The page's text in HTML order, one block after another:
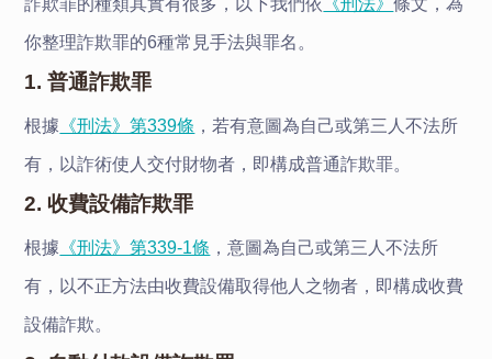
你整理詐欺罪的6種常見手法與罪名。
1. 普通詐欺罪
根據 《刑法》第339條 ，若有意圖為自己或第三人不法所
有，以詐術使人交付財物者，即構成普通詐欺罪。
2. 收費設備詐欺罪
根據 《刑法》第339-1條 ，意圖為自己或第三人不法所
有，以不正方法由收費設備取得他人之物者，即構成收費
設備詐欺。